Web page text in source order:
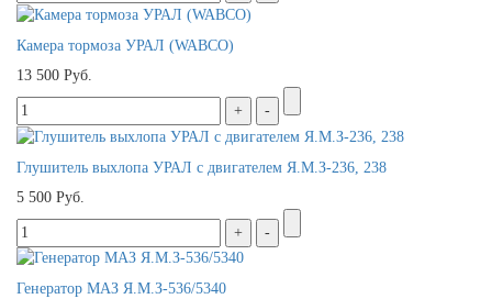
Камера тормоза УРАЛ (WABCO)
13 500 Руб.
Глушитель выхлопа УРАЛ с двигателем Я.М.З-236, 238
5 500 Руб.
Генератор МАЗ Я.М.З-536/5340